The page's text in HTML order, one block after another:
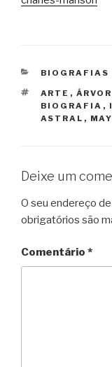
CATEGORIAS
BIOGRAFIAS
TAGS
ARTE ,
BIOGRAFIA ,
ASTRAL ,
Deixe um
O seu endereço
obrigatórios são
Comentário *